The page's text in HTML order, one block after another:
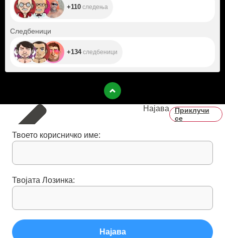
+110 следења
Следбеници
+134следбеници
Најава
Приклучи
се
Твоето корисничко име:
Твојата Лозинка:
Најава